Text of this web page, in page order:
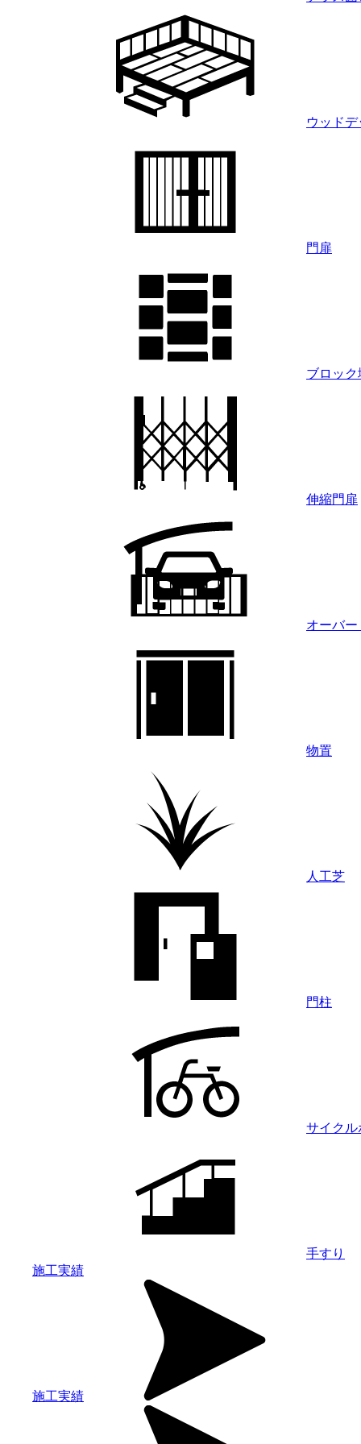
ウッドデ
門扉
ブロック
伸縮門扉
オーバー
物置
人工芝
門柱
サイクル
手すり
施工実績
施工実績